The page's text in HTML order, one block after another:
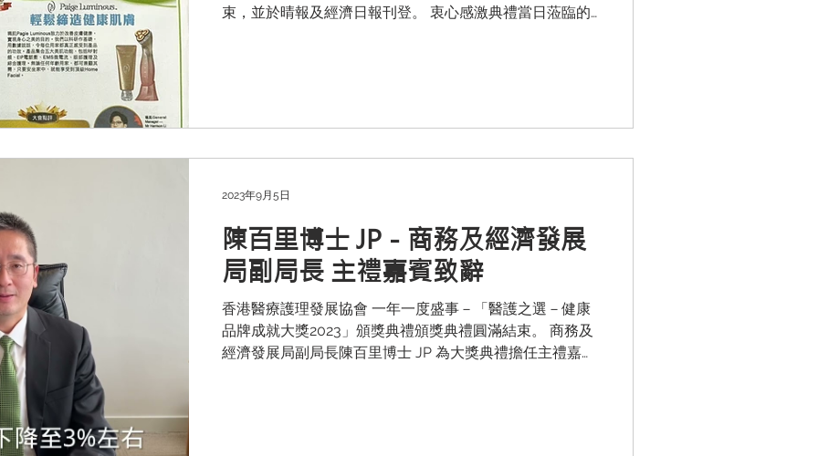
束，並於晴報及經濟日報刊登。 衷心感激典禮當日蒞臨的
陳百里博士 JP－商務及經濟發展
局副局長 主禮嘉賓致辭
香港醫療護理發展協會 一年一度盛事－「醫護之選－健康
品牌成就大獎2023」頒獎典禮頒獎典禮圓滿結束。 商務及
經濟發展局副局長陳百里博士 JP 為大獎典禮擔任主禮嘉賓
2023年9月5日